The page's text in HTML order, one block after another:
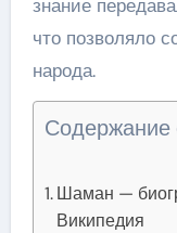
знание
что позволяло
народа.
Содержание
Шаман —
Википедия